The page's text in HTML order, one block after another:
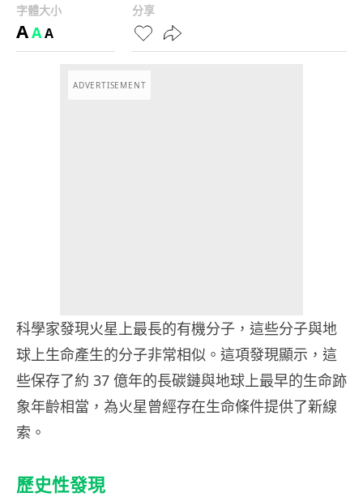
字體大小
AAA
分享
ADVERTISEMENT
科學家發現火星上最長的有機分子，這些分子與地
球上生命產生的分子非常相似。這項發現顯示，這
些保存了約 37 億年的長碳鏈與地球上最早的生命跡
象年齡相當，為火星曾經存在生命條件提供了新線
索。
歷史性發現